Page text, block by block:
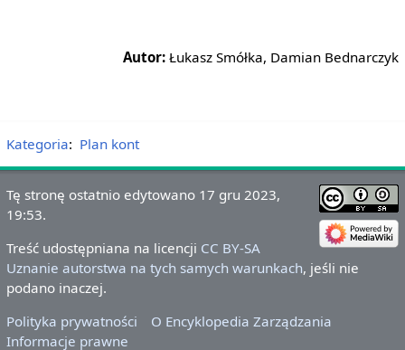
Autor: Łukasz Smółka, Damian Bednarczyk
Kategoria: Plan kont
Tę stronę ostatnio edytowano 17 gru 2023,
19:53.
Treść udostępniana na licencji CC BY-SA
Uznanie autorstwa na tych samych warunkach, jeśli nie
podano inaczej.
Polityka prywatności
O Encyklopedia Zarządzania
Informacje prawne